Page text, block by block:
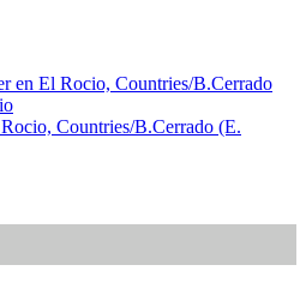
Countries/B.Cerrado (E.